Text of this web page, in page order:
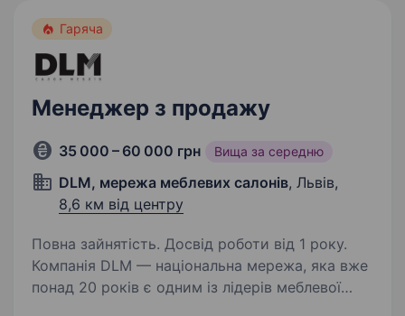
Гаряча
Менеджер з продажу
35 000 – 60 000 грн Вища за середню
DLM, мережа меблевих салонів, Львів,
8,6 км від центру
Повна зайнятість. Досвід роботи від 1 року.
Компанія DLM — національна мережа, яка вже
понад 20 років є одним із лідерів меблевої